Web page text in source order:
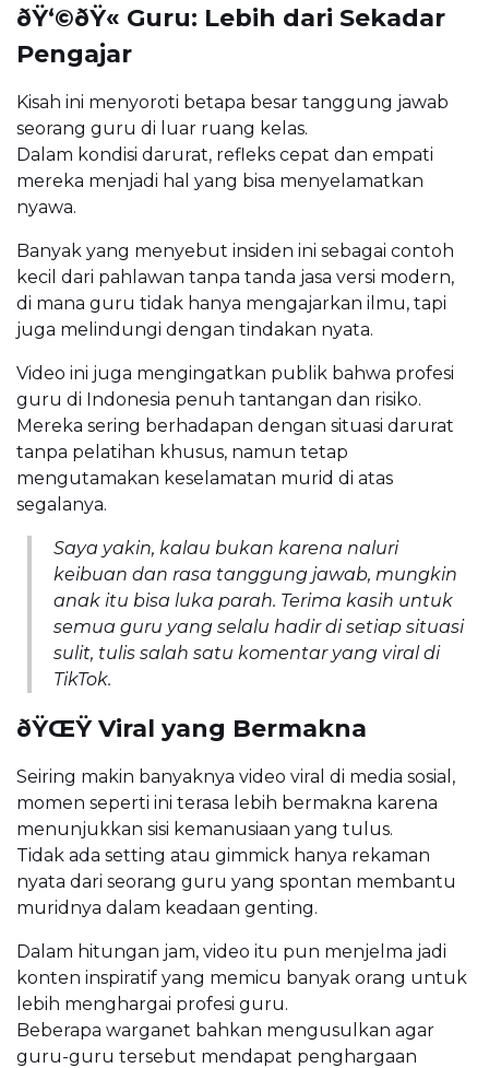
ðŸ‘©ðŸ« Guru: Lebih dari Sekadar
Pengajar
Kisah ini menyoroti betapa besar tanggung jawab
seorang guru di luar ruang kelas.
Dalam kondisi darurat, refleks cepat dan empati
mereka menjadi hal yang bisa menyelamatkan
nyawa.
Banyak yang menyebut insiden ini sebagai contoh
kecil dari pahlawan tanpa tanda jasa versi modern,
di mana guru tidak hanya mengajarkan ilmu, tapi
juga melindungi dengan tindakan nyata.
Video ini juga mengingatkan publik bahwa profesi
guru di Indonesia penuh tantangan dan risiko.
Mereka sering berhadapan dengan situasi darurat
tanpa pelatihan khusus, namun tetap
mengutamakan keselamatan murid di atas
segalanya.
Saya yakin, kalau bukan karena naluri
keibuan dan rasa tanggung jawab, mungkin
anak itu bisa luka parah. Terima kasih untuk
semua guru yang selalu hadir di setiap situasi
sulit, tulis salah satu komentar yang viral di
TikTok.
ðŸŒŸ Viral yang Bermakna
Seiring makin banyaknya video viral di media sosial,
momen seperti ini terasa lebih bermakna karena
menunjukkan sisi kemanusiaan yang tulus.
Tidak ada setting atau gimmick hanya rekaman
nyata dari seorang guru yang spontan membantu
muridnya dalam keadaan genting.
Dalam hitungan jam, video itu pun menjelma jadi
konten inspiratif yang memicu banyak orang untuk
lebih menghargai profesi guru.
Beberapa warganet bahkan mengusulkan agar
guru-guru tersebut mendapat penghargaan